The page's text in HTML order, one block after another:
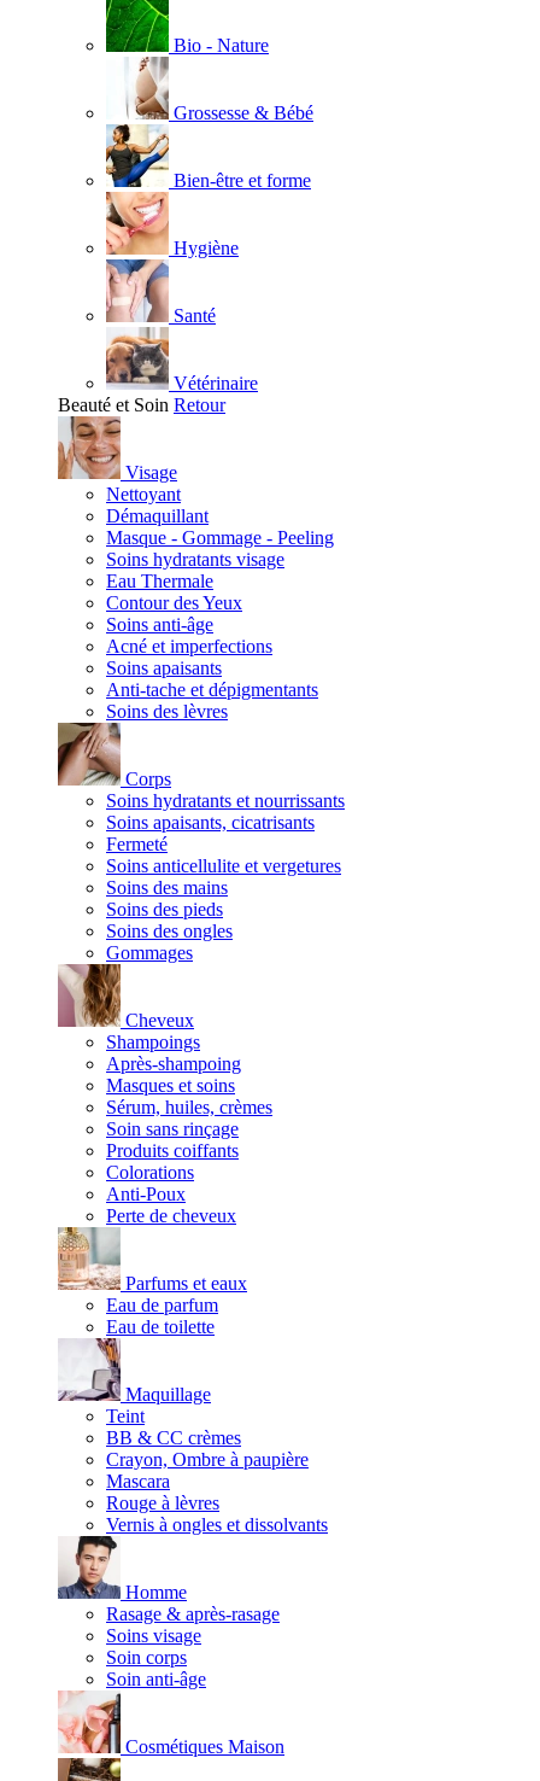
Bio - Nature
Grossesse & Bébé
Bien-être et forme
Hygiène
Santé
Vétérinaire
Beauté et Soin Retour
Visage
Nettoyant
Démaquillant
Masque - Gommage - Peeling
Soins hydratants visage
Eau Thermale
Contour des Yeux
Soins anti-âge
Acné et imperfections
Soins apaisants
Anti-tache et dépigmentants
Soins des lèvres
Corps
Soins hydratants et nourrissants
Soins apaisants, cicatrisants
Fermeté
Soins anticellulite et vergetures
Soins des mains
Soins des pieds
Soins des ongles
Gommages
Cheveux
Shampoings
Après-shampoing
Masques et soins
Sérum, huiles, crèmes
Soin sans rinçage
Produits coiffants
Colorations
Anti-Poux
Perte de cheveux
Parfums et eaux
Eau de parfum
Eau de toilette
Maquillage
Teint
BB & CC crèmes
Crayon, Ombre à paupière
Mascara
Rouge à lèvres
Vernis à ongles et dissolvants
Homme
Rasage & après-rasage
Soins visage
Soin corps
Soin anti-âge
Cosmétiques Maison